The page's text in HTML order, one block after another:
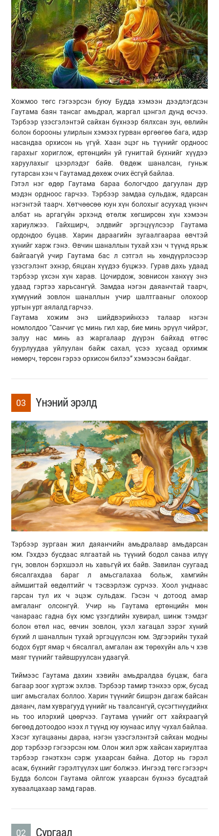
Хожмоо төгс гэгээрсэн буюу Будда хэмээн дээдлэгдсэн
Гаутама баян тансаг амьдрал, жаргал цэнгэл дунд өсчээ.
Тэрбээр үзэсгэлэнтэй сайхан бүхнээр бялхсан зун, өвлийн
болон борооны улирлын хэмээх гурван өргөөгөө бага, идэр
насандаа орхисон нь үгүй. Хаан эцэг нь түүнийг ордноос
гарахыг хориглож, ертөнцийн уй гунигтай бүхнийг хүүдээ
харуулахыг цээрлэдэг байв. Өвдөж шаналсан, гуньж
гутарсан хэн ч Гаутамад дөхөж очих ёсгүй байлаа.
Гэтэл нэг өдөр Гаутама бараа бологчдоо дагуулан дур
мэдэн ордноос гарчээ. Тэрбээр замдаа сульдаж, ядарсан
нэгэнтэй таарч. Хөтчөөсөө юун хүн болохыг асуухад үнэнч
албат нь аргагүйн эрхэнд өтөлж хөгширсөн хүн хэмээн
хариулжээ. Гайхширч, элдвийг эргэцүүлсээр Гаутама
ордондоо буцав. Харин дараагийн зугаалгаараа өвчтэй
хүнийг харж гэнэ. Өвчин шаналлын тухай хэн ч түүнд ярьж
байгаагүй учир Гаутама бас л сэтгэл нь хөндүүрлэсээр
үзэсгэлэнт эхнэр, бяцхан хүүдээ буцжээ. Гурав дахь удаад
тэрбээр үхсэн хүн харав. Цочирдож, зовнисон ханхүү энэ
удаад гэртээ харьсангүй. Замдаа нэгэн даяанчтай таарч,
хүмүүний зовлон шаналлын учир шалтгааныг олохоор
уртын урт аялалд гарчээ.
Гаутама хожим энэ шийдвэрийнхээ талаар нэгэн
номлолдоо “Санчиг үс минь гил хар, бие минь эрүүл чийрэг,
залуу нас минь аз жаргалаар дүүрэн байхад өтгөс
буурлуудаа уйлуулан байж сахал, үсээ хусаад орхимж
нөмөрч, төрсөн гэрээ орхисон билээ” хэмээсэн байдаг.
03 Үнэний эрэлд
Тэрбээр зургаан жил даяанчийн амьдралаар амьдарсан
юм. Гэхдээ бусдаас ялгаатай нь түүний бодол санаа илүү
гүн, зовлон бэрхшээл нь хавьгүй их байв. Завилан суугаад
бясалгахдаа бараг л амьсгалахаа больж, хамгийн
аймшигтай өвдөлтийг ч тэсвэрлэж сурчээ. Хоол унднаас
гарсан тул их ч эцэж сульдаж. Гэсэн ч дотоод амар
амгаланг олсонгүй. Учир нь Гаутама ертөнцийн мөн
чанараас гадна бүх юмс үзэгдлийн хувирал, шинж тэмдэг
болон өтөл нас, өвчин зовлон, үхэл хагацал зэрэг хүний
бүхий л шаналлын тухай эргэцүүлсэн юм. Эдгээрийн тухай
бодох бүрт ямар ч бясалгал, амгалан аж төрөхүйн аль ч хэв
маяг түүнийг тайвшруулсан удаагүй.
Тиймээс Гаутама дахин хэвийн амьдралдаа буцаж, бага
багаар зоог хүртэж эхлэв. Тэрбээр тамир тэнхээ орж, бусад
шиг амьсгалах боллоо. Харин түүнийг бишрэн дагаж байсан
даяанч, лам хуврагууд үүнийг нь таалсангүй, сүсэгтнүүдийнх
нь тоо илэрхий цөөрчээ. Гаутама үүнийг огт хайхраагүй
бөгөөд дотоодоо нээх л түүнд юу юунаас илүү чухал байлаа.
Хэсэг хугацааны дараа, нэгэн үзэсгэлэнтэй сайхан модны
дор тэрбээр гэгээрсэн юм. Олон жил эрж хайсан хариултаа
тэрбээр гэнэтхэн сэрж ухаарсан байна. Дотор нь гэрэл
асаж, бүхнийг гэрэлтүүлэх шиг болжээ. Ингээд төгс гэгээрч
Будда болсон Гаутама ойлгож ухаарсан бүхнээ бусадтай
хуваалцахаар замд гарав.
02 Сургаал